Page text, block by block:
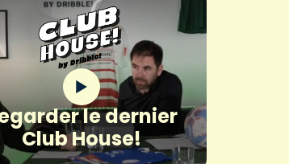
le dernier
Club House!